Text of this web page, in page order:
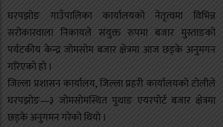
घरपझोङ गाउँपालिका कार्यालयको नेतृत्वमा विभिन्न
सरोकारवाला निकायले संयुक्त रुपमा बजार मुस्ताङको
पर्यटकीय केन्द्र जोमसोम बजार क्षेत्रमा आज छड्के अनुमगन
गरिएको हो ।
जिल्ला प्रशासन कार्यालय, जिल्ला प्रहरी कार्यालयको टोलीले
घरपझोङ—३ जोमसोमस्थित पुथाङ एयरपोर्ट बजार क्षेत्रमा
छड्के अनुगमन गरेको थियो ।